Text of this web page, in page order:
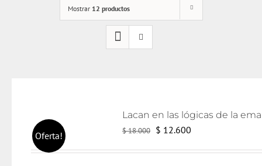
Mostrar 12 productos
Oferta! $18.000 El
$ 12.600